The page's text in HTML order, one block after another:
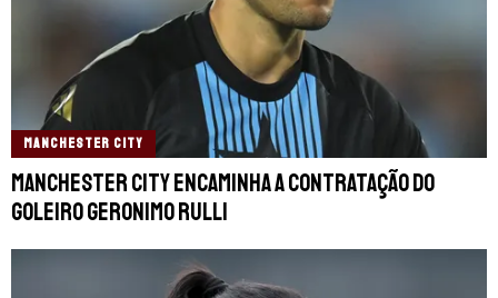
MANCHESTER CITY
Manchester City encaminha a contratação do
goleiro Geronimo Rulli